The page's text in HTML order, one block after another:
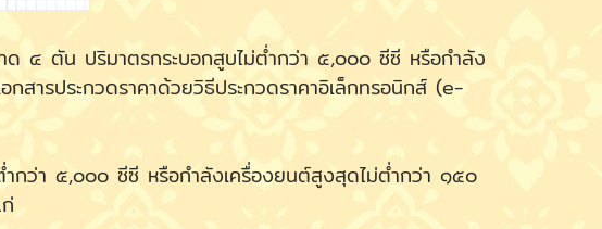
ด ๔ ตัน ปริมาตรกระบอกสูบไม่ต่ำกว่า ๕,๐๐๐ ซีซี หรือกำลัง
ารประกวดราคาด้วยวิธีประกวดราคาอิเล็กทรอนิกส์ (e-
ำกว่า ๕,๐๐๐ ซีซี หรือกำลังเครื่องยนต์สูงสุดไม่ต่ำกว่า ๑๕๐